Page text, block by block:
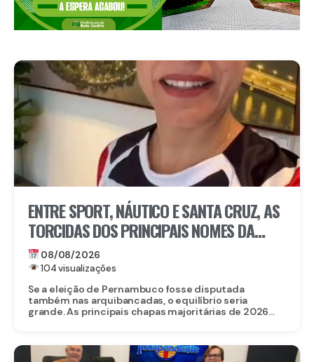
ENTRE SPORT, NÁUTICO E SANTA CRUZ, AS
TORCIDAS DOS PRINCIPAIS NOMES DA
ELEIÇÃO EM PERNAMBUCO
08/08/2026
104 visualizações
Se a eleição de Pernambuco fosse disputada
também nas arquibancadas, o equilíbrio seria
grande. As principais chapas majoritárias de 2026...